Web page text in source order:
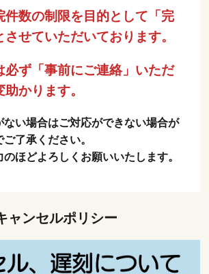
件数の制限を目的として「完
せていただいております。
必ず「事前にご連絡」いただ
かります。
ない場合はご対応ができない場合が
了承ください。
ほどよろしくお願いいたします。
ャンセルポリシー